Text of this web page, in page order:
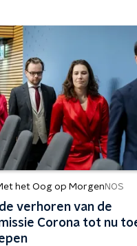
het Oog op Morgen NOS
verhoren van de
Corona tot nu